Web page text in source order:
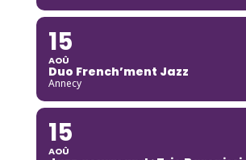
15
AOÛ
Duo French’ment Jazz
Annecy
15
AOÛ